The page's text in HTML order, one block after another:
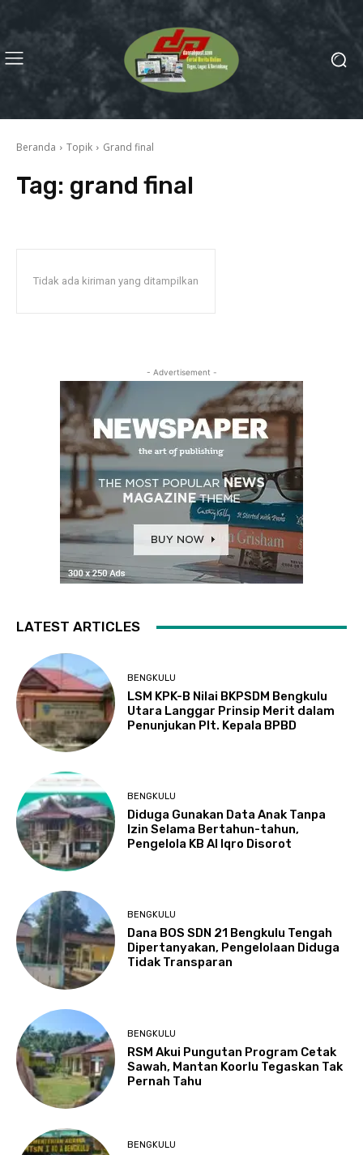
Beranda Topik Grand final
Tag: grand final
Tidak ada kiriman yang ditampilkan
- Advertisement -
LATEST ARTICLES
BENGKULU
LSM KPK-B Nilai BKPSDM Bengkulu
Utara Langgar Prinsip Merit dalam
Penunjukan Plt. Kepala BPBD
BENGKULU
Diduga Gunakan Data Anak Tanpa
Izin Selama Bertahun-tahun,
Pengelola KB Al Iqro Disorot
BENGKULU
Dana BOS SDN 21 Bengkulu Tengah
Dipertanyakan, Pengelolaan Diduga
Tidak Transparan
BENGKULU
RSM Akui Pungutan Program Cetak
Sawah, Mantan Koorlu Tegaskan Tak
Pernah Tahu
BENGKULU